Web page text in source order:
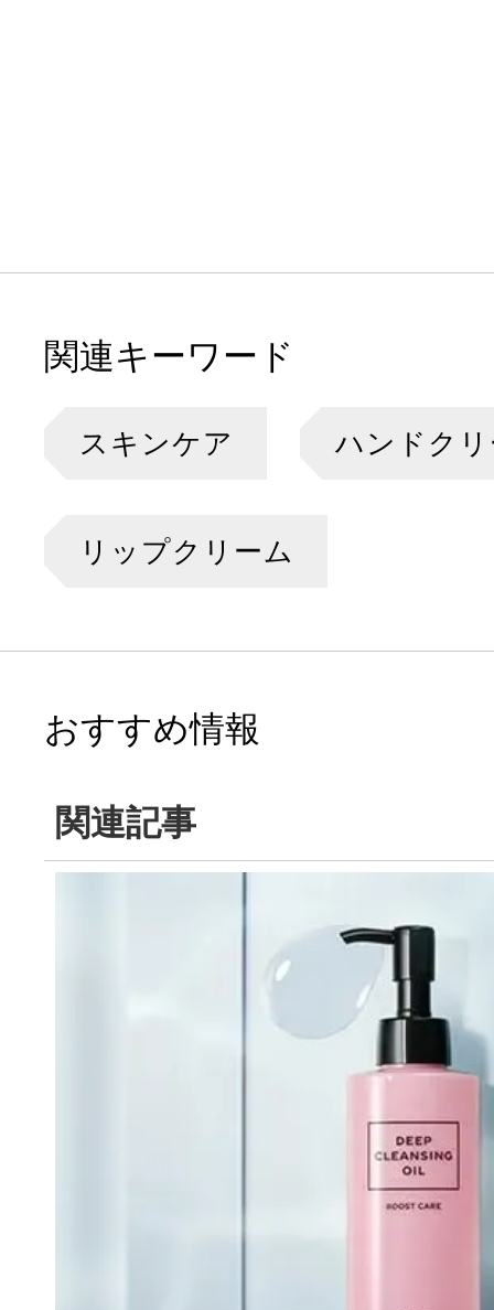
関連キーワード
スキンケア ハンドク
リップクリーム
おすすめ情報
関連記事